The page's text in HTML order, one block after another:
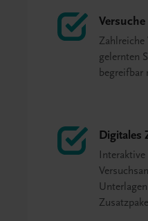
Versuche
Zahlreiche
gelernten
begreifbar
Digitales